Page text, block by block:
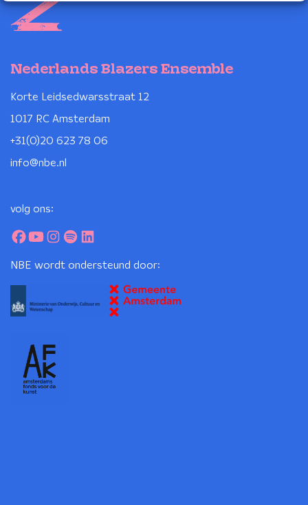
Nederlands Blazers Ensemble
Korte Leidsedwarsstraat 12
1017 RC Amsterdam
+31(0)20 623 78 06
info@nbe.nl
volg ons:
NBE wordt ondersteund door: